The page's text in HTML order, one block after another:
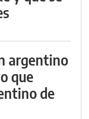
argentino
que
de